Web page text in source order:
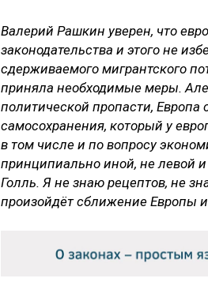
Валерий Рашкин уверен, что
законодательства и этого не
сдерживаемого мигрантского
приняла необходимые меры.
политической пропасти,
самосохранения, который у
в том числе и по вопросу
принципиально иной, не левой
Голль. Я не знаю рецептов, не
произойдёт сближение Европы